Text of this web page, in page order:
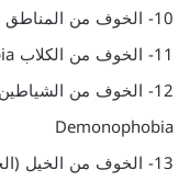
10- الخوف من المناطق المغلقة Claustrophobia
11- الخوف من الكلاب Cynophobia
12- الخوف من
Demonophobia
13- الخوف من الخيل (الحصان) Equinophobia